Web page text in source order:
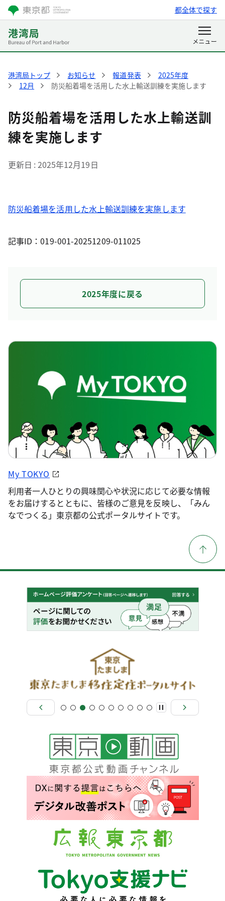
都全体で探す
港湾局トップ お知らせ 報道発表
2025年度
12月
防災船着場を活用した水上輸送訓練を実施します
防災船着場を活用した水上輸送訓
練を実施します
更新日 2025年12月19日
防災船着場を活用した水上輸送訓練を実施します
記事ID：019-001-20251209-011025
2025年度に戻る
My TOKYO
利用者一人ひとりの興味関心や状況に応じて必要な情報
をお届けするとともに、皆様のご意見を反映し、「みん
なでつくる」東京都の公式ポータルサイトです。